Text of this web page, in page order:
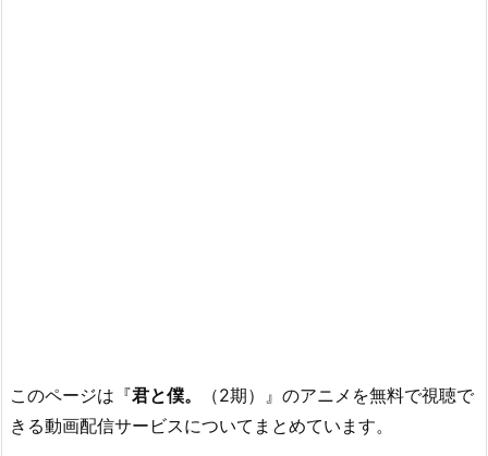
このページは『君と僕。
（2期）』のアニメを無料で視聴で
きる動画配信サービスについてまとめています。